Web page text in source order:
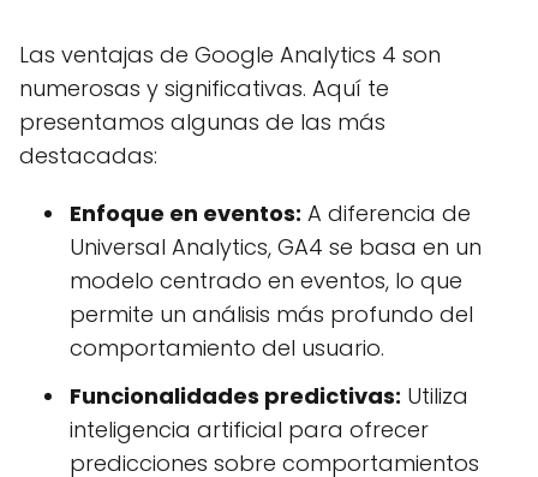
Las ventajas de Google Analytics 4 son
numerosas y significativas. Aquí te
presentamos algunas de las más
destacadas:
Enfoque en eventos: A diferencia de
Universal Analytics, GA4 se basa en un
modelo centrado en eventos, lo que
permite un análisis más profundo del
comportamiento del usuario.
Funcionalidades predictivas: Utiliza
inteligencia artificial para ofrecer
predicciones sobre comportamientos